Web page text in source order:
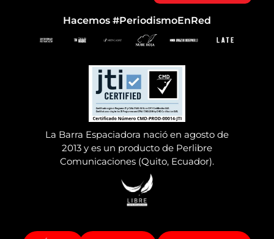
Hacemos #PeriodismoEnRed
La Barra Espaciadora nació en agosto de
2013 y es un producto de Perlibre
Comunicaciones (Quito, Ecuador).